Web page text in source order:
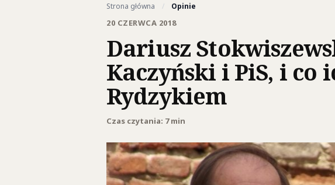
Strona główna / Opinie
20 CZERWCA 2018
Dariusz
Kaczyński i PiS, i co
Rydzykiem
Czas czytania: 7 min